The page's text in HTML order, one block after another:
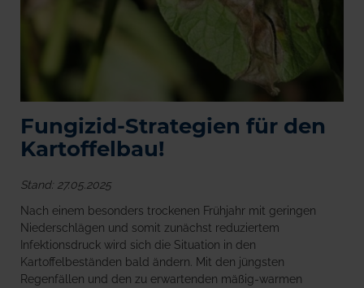
Fungizid-Strategien für den
Kartoffelbau!
Stand: 27.05.2025
Nach einem besonders trockenen Frühjahr mit geringen
Niederschlägen und somit zunächst reduziertem
Infektionsdruck wird sich die Situation in den
Kartoffelbeständen bald ändern. Mit den jüngsten
Regenfällen und den zu erwartenden mäßig-warmen